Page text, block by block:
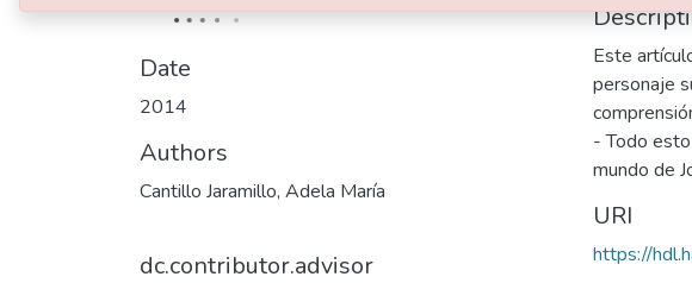
Date
2014
Authors
Cantillo Jaramillo, Adela María
dc.contributor.advisor
Este
personaje
- Todo
mundo de
URI
https://